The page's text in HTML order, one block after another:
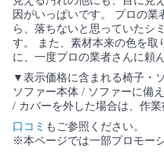
因がいっぱいです。 プロの
ら、落ちないと思っていたシ
す。 また、素材本来の色を取
に、一度プロの業者さんに頼
▼表示価格に含まれる椅子・
ソファー本体 / ソファーに備
/ カバーを外した場合は、作
口コミ もご参照ください。
※本ページでは一部プロモー